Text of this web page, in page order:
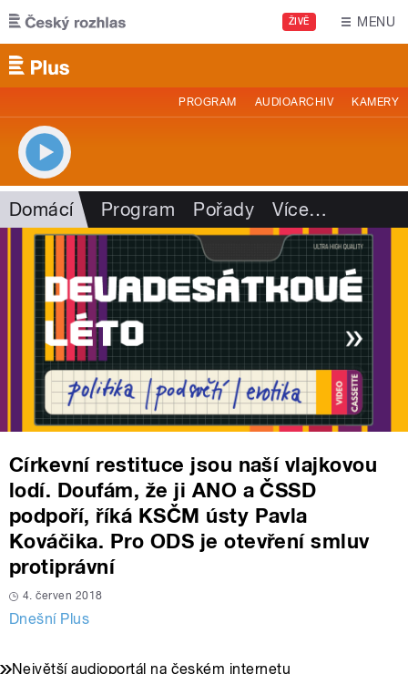
Přejít k hlavnímu obsahu
ŽIVĚ MENU
PROGRAM AUDIOARCHIV KAMERY
Domácí Program Pořady Více…
Církevní restituce jsou naší vlajkovou
lodí. Doufám, že ji ANO a ČSSD
podpoří, říká KSČM ústy Pavla
Kováčika. Pro ODS je otevření smluv
protiprávní
4. červen 2018
Dnešní Plus
Největší audioportál na českém internetu